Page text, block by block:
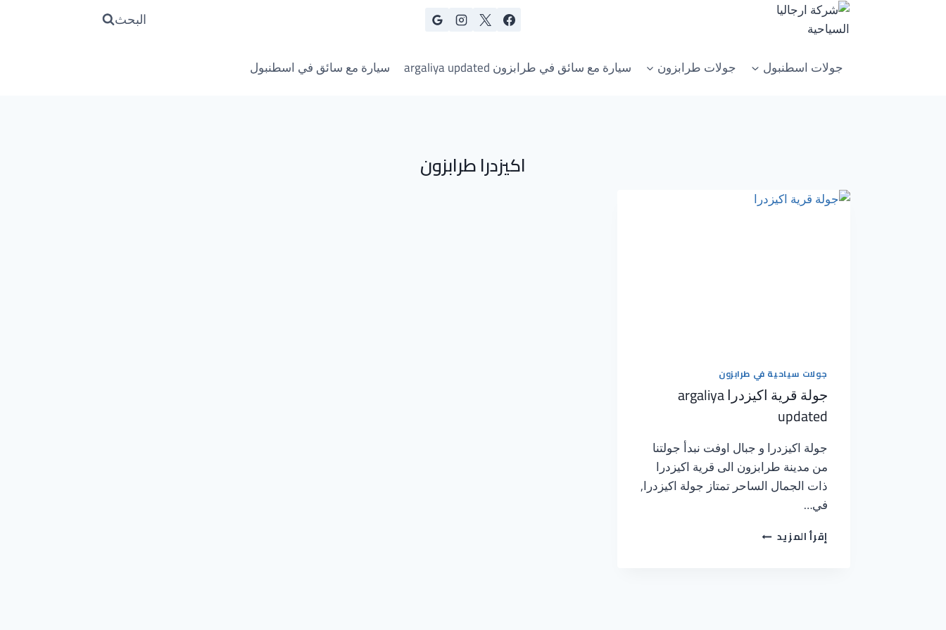
البحث
جولات اسطنبول جولات طرابزون سيارة مع سائق في طرابزون argaliya updated سيارة مع سائق في اسطنبول
اكيزدرا طرابزون
جولات سياحية في طرابزون
جولة قرية اكيزدرا argaliya
updated
جولة اكيزدرا و جبال اوفت نبدأ جولتنا
من مدينة طرابزون الى قرية اكيزدرا
ذات الجمال الساحر تمتاز جولة اكيزدرا,
في…
إقرأ المزيد